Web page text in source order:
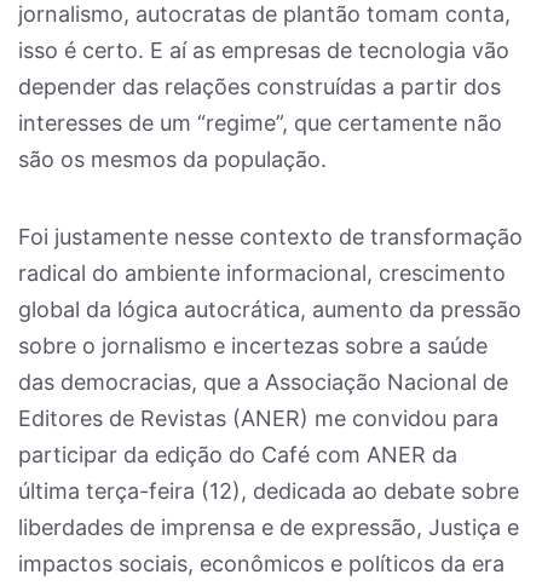
jornalismo, autocratas de plantão tomam conta,
isso é certo. E aí as empresas de tecnologia vão
depender das relações construídas a partir dos
interesses de um “regime”, que certamente não
são os mesmos da população.
Foi justamente nesse contexto de transformação
radical do ambiente informacional, crescimento
global da lógica autocrática, aumento da pressão
sobre o jornalismo e incertezas sobre a saúde
das democracias, que a Associação Nacional de
Editores de Revistas (ANER) me convidou para
participar da edição do Café com ANER da
última terça-feira (12), dedicada ao debate sobre
liberdades de imprensa e de expressão, Justiça e
impactos sociais, econômicos e políticos da era